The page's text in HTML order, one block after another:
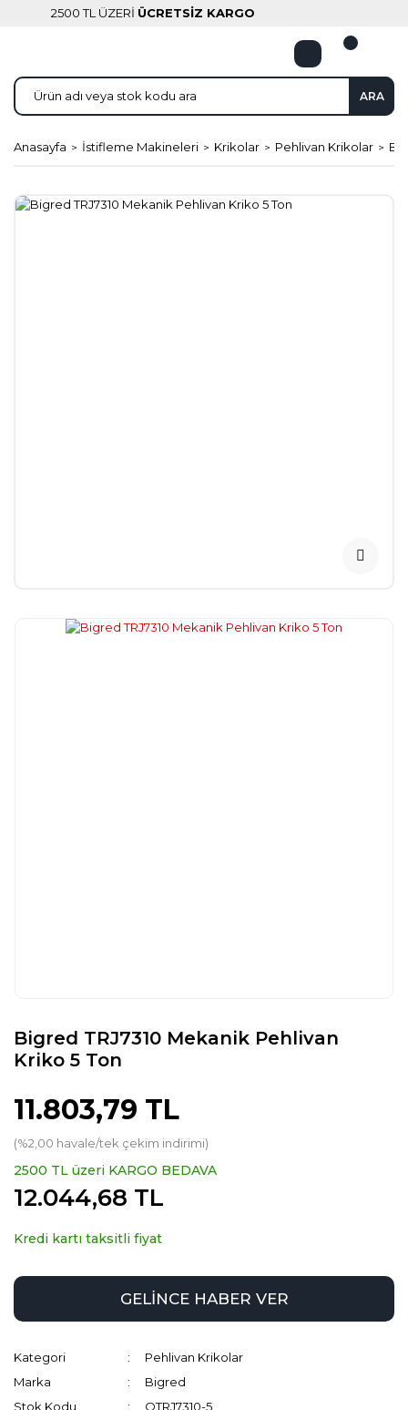
2500 TL ÜZERİ ÜCRETSİZ KARGO
ARA
Anasayfa İstifleme Makineleri Krikolar Pehlivan Krikolar
Bigred TRJ7310 Mekanik Pehlivan
Kriko 5 Ton
11.803,79 TL
(%2,00 havale/tek çekim indirimi)
2500 TL üzeri KARGO BEDAVA
12.044,68 TL
Kredi kartı taksitli fiyat
GELİNCE HABER VER
Kategori
Pehlivan Krikolar
Marka
Bigred
Stok Kodu
QTRJ7310-5